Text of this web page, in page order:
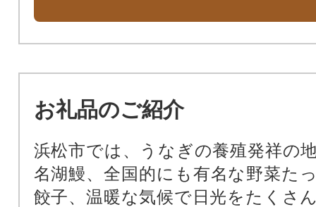
お礼品のご紹介
浜松市では、うなぎの養殖発祥の
名湖鰻、全国的にも有名な野菜た
餃子、温暖な気候で日光をたくさ